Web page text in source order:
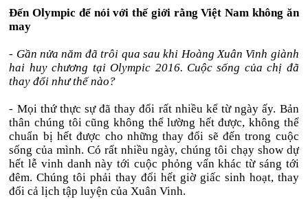
Đến Olympic để nói với thế giới rằng Việt Nam không ăn
may
- Gần nửa năm đã trôi qua sau khi Hoàng Xuân Vinh giành
hai huy chương tại Olympic 2016. Cuộc sống của chị đã
thay đổi như thế nào?
- Mọi thứ thực sự đã thay đổi rất nhiều kể từ ngày ấy. Bản
thân chúng tôi cũng không thể lường hết được, không thể
chuẩn bị hết được cho những thay đổi sẽ đến trong cuộc
sống của mình. Có rất nhiều ngày, chúng tôi chạy show dự
hết lễ vinh danh này tới cuộc phỏng vấn khác từ sáng tới
đêm. Chúng tôi phải thay đổi hết giờ giấc sinh hoạt, thay
đổi cả lịch tập luyện của Xuân Vinh.